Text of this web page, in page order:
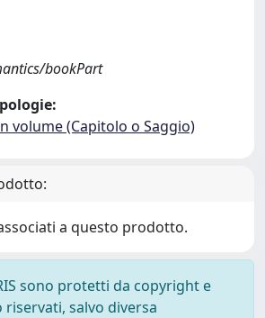
bookPart
volume (Capitolo o Saggio)
a questo prodotto.
sono protetti da copyright e
salvo diversa